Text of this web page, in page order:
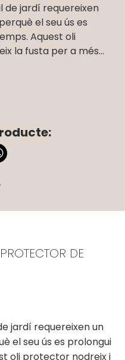
de jardí requereixen
el seu ús es
Aquest oli
la fusta per a més...
DE
jardí requereixen un
el seu ús es prolongui
oli protector nodreix i